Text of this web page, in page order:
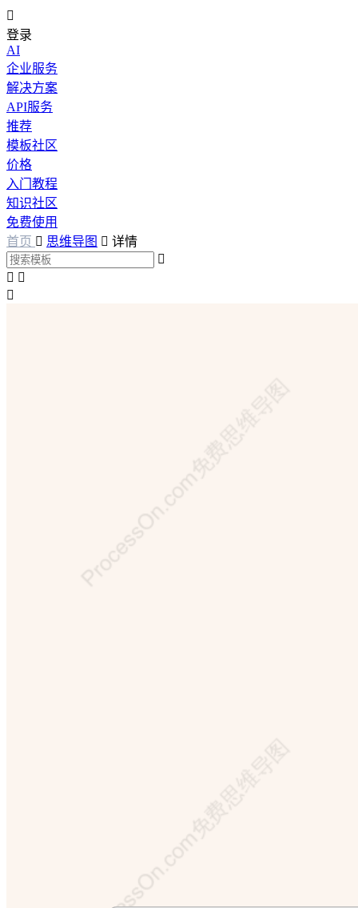

登录
AI
企业服务
解决方案
API服务
推荐
模板社区
价格
入门教程
知识社区
免费使用
首页  思维导图  详情

 
